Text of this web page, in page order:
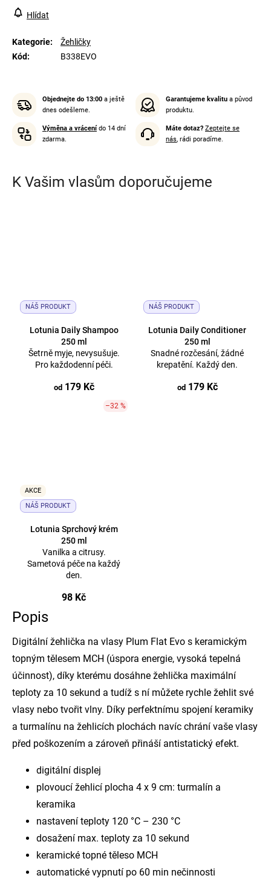
Kategorie:
Žehličky
Kód: B338EVO
Hlídat
Objednejte do 13:00 a ještě
dnes odešleme.
Garantujeme kvalitu a původ
produktu.
Výměna a vrácenído 14 dní
zdarma.
Máte dotaz? Zeptejte se
nás, rádi poradíme.
K Vašim vlasům doporučujeme
NÁŠ PRODUKT
Lotunia Daily Shampoo
250 ml
Šetrně myje, nevysušuje.
Pro každodenní péči.
od179 Kč
NÁŠ PRODUKT
Lotunia Daily Conditioner
250 ml
Snadné rozčesání, žádné
krepatění. Každý den.
od179 Kč
AKCE
NÁŠ PRODUKT
–32 %
Lotunia Sprchový krém
250 ml
Vanilka a citrusy.
Sametová péče na každý
den.
98 Kč
Popis
Digitální žehlička na vlasy Plum Flat Evo s keramickým
topným tělesem MCH (úspora energie, vysoká tepelná
účinnost), díky kterému dosáhne žehlička maximální
teploty za 10 sekund a tudíž s ní můžete rychle žehlit své
vlasy nebo tvořit vlny. Díky perfektnímu spojení keramiky
a turmalínu na žehlicích plochách navíc chrání vaše vlasy
před poškozením a zároveň přináší antistatický efekt.
digitální displej
plovoucí žehlicí plocha 4 x 9 cm: turmalín a
keramika
nastavení teploty 120 °C – 230 °C
dosažení max. teploty za 10 sekund
keramické topné těleso MCH
automatické vypnutí po 60 min nečinnosti